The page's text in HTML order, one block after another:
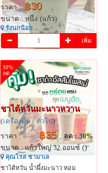
ราคา :฿30
ขนาด : หนึ่ง (แก้ว)
รังนกน้อย ...
เพิ่ม
30%
ลด
ชาไต้หวันมะนาวหวาน
(เครื่องดื่ม /ทั่วไป)
ราคา :฿50 ฿35, ลด : 30%
ขนาด : แก้วใหญ่ 32 ออนซ์ ()
คุณโรส ชามาเล
ชาไต้หวัน น้ำผึ้งมะนาว หอม